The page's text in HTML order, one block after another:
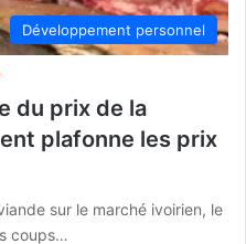
Développement personnel
du prix de la
plafonne les prix
sur le marché ivoirien, le
coups…